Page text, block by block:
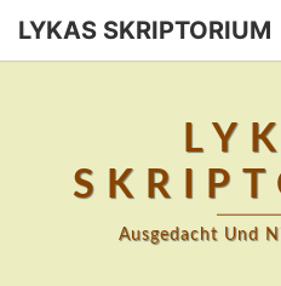
Skip
LYKAS SKRIPTORIUM
Ausgedacht Und